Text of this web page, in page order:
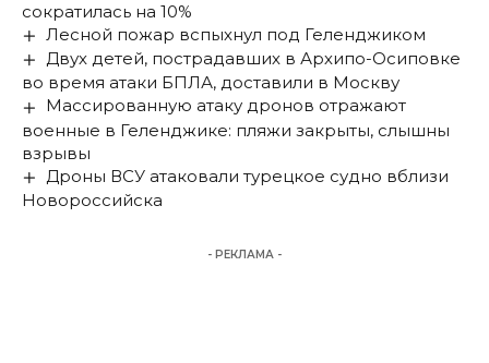
сократилась на 10%
Лесной пожар вспыхнул под Геленджиком
Двух детей, пострадавших в Архипо-Осиповке
во время атаки БПЛА, доставили в Москву
Массированную атаку дронов отражают
военные в Геленджике: пляжи закрыты, слышны
взрывы
Дроны ВСУ атаковали турецкое судно вблизи
Новороссийска
- РЕКЛАМА -